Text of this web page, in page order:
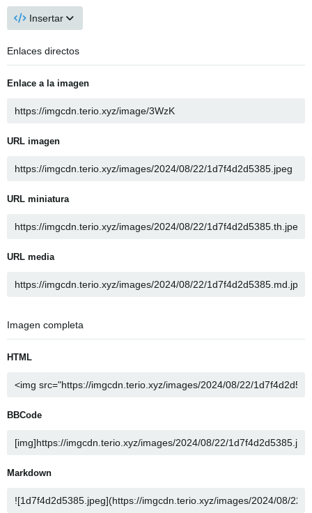
Insertar
Enlaces directos
Enlace a la imagen
URL imagen
URL miniatura
URL media
Imagen completa
HTML
BBCode
Markdown